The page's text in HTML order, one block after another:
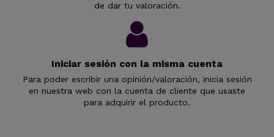
de dar tu valoración.
Iniciar sesión con la misma cuenta
Para poder escribir una opinión/valoración, inicia sesión
en nuestra web con la cuenta de cliente que usaste
para adquirir el producto.